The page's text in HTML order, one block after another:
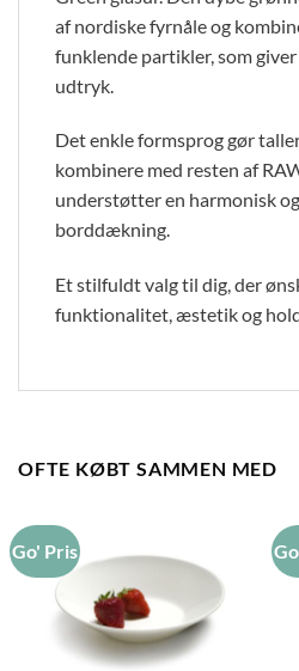
af nordiske fyrnåle og
funklende partikler, som
udtryk.
Det enkle formsprog gør
kombinere med resten af
understøtter en harmonisk
borddækning.
Et stilfuldt valg til dig, der
funktionalitet, æstetik og
OFTE KØBT SAMMEN MED
Go' Pris